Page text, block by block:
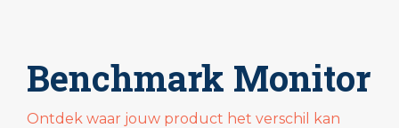
Benchmark Monitor
Ontdek waar jouw product het verschil kan